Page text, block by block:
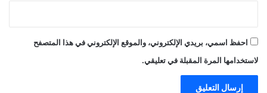
احفظ اسمي، بريدي الإلكتروني، والموقع الإلكتروني في هذا المتصفح
لاستخدامها المرة المقبلة في تعليقي.